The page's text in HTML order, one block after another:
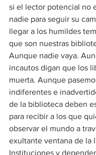
si el lector potencial no
nadie para seguir su
llegar a los humildes
que son nuestras
Aunque nadie vaya.
incautos digan que los
muerta. Aunque
indiferentes e
de la biblioteca deben
para recibir a los que
observar el mundo a
exultante ventana de la
Instituciones y